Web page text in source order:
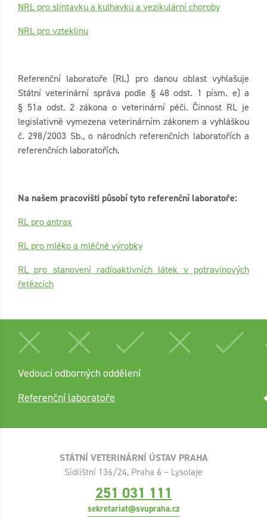
NRL pro slintavku a kulhavku a vezikulární choroby
NRL pro vzteklinu
Referenční laboratoře (RL) pro danou oblast vyhlašuje
Státní veterinární správa podle § 48 odst. 1 písm. e) a
§ 51a odst. 2 zákona o veterinární péči. Činnost RL je
legislativně vymezena veterinárním zákonem a vyhláškou
č. 298/2003 Sb., o národních referenčních laboratořích a
referenčních laboratořích.
Na našem pracovišti působí tyto referenční laboratoře:
RL pro antrax
RL pro mléko a mléčné výrobky
RL pro stanovení radioaktivních látek v potravinových
řetězcích
Vedoucí odborných oddělení
Referenční laboratoře
STÁTNÍ VETERINÁRNÍ ÚSTAV PRAHA
Sídlištní 136/24, Praha 6 – Lysolaje
251 031 111
sekretariat@svupraha.cz